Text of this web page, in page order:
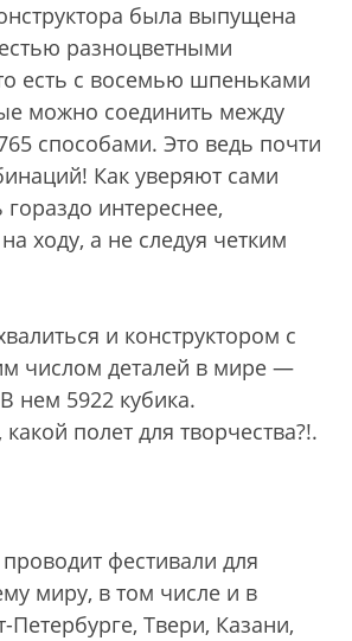
была выпущена
разноцветными
есть с восемью шпеньками
можно соединить между
способами. Это ведь почти
Как уверяют сами
интереснее,
ходу, а не следуя четким
и конструктором с
числом деталей в мире —
нем 5922 кубика.
какой полет для творчества?!.
фестивали для
миру, в том числе и в
Петербурге, Твери, Казани,